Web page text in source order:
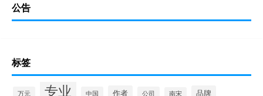
公告
标签
万元 专业 中国 作者 公司 南宋 品牌